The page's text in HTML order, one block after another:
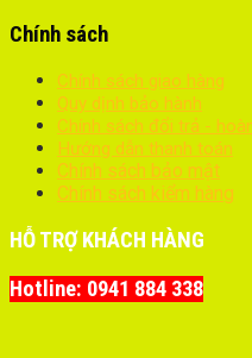
Chính sách
Chính sách giao hàng
Quy dịnh bảo hành
Chính sách đổi trả -
Hướng dẫn thanh toán
Chính sách bảo mật
Chính sách kiểm hàng
HỖ TRỢ KHÁCH HÀNG
Hotline: 0941 884 338